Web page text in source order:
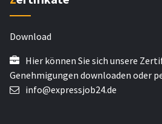
Download
Hier können Sie sich unsere
Genehmigungen downloaden oder
info@expressjob24.de